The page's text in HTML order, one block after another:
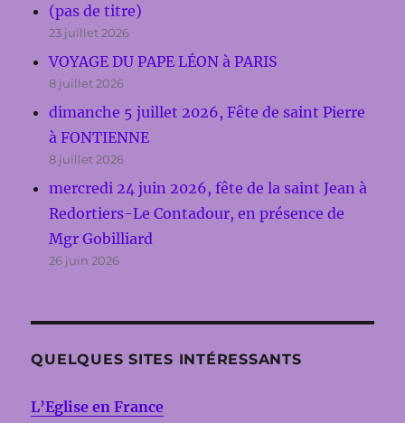
(pas de titre)
23 juillet 2026
VOYAGE DU PAPE LÉON à PARIS
8 juillet 2026
dimanche 5 juillet 2026, Fête de saint Pierre
à FONTIENNE
8 juillet 2026
mercredi 24 juin 2026, fête de la saint Jean à
Redortiers-Le Contadour, en présence de
Mgr Gobilliard
26 juin 2026
QUELQUES SITES INTÉRESSANTS
L’Eglise en France